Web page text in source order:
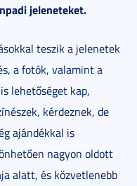
jeleneteket.
teszik a jelenetek
a fotók, valamint a
lehetőséget kap,
kérdeznek, de
ajándékkal is
nagyon oldott
alatt, és közvetlenebb